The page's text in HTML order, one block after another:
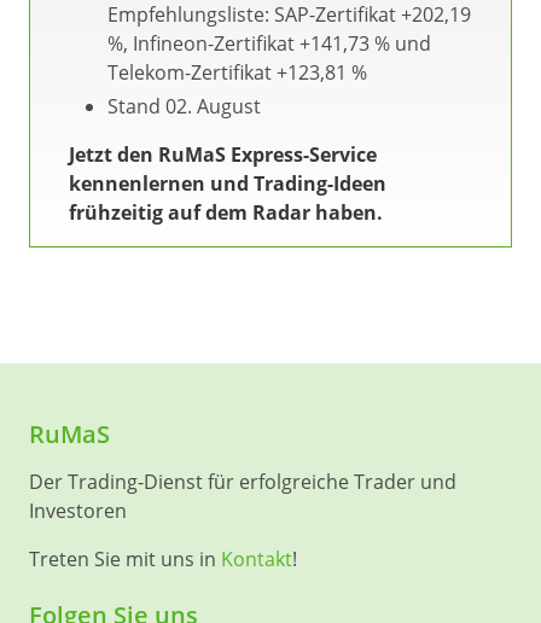
Empfehlungsliste: SAP-Zertifikat +202,19
%, Infineon-Zertifikat +141,73 % und
Telekom-Zertifikat +123,81 %
Stand 02. August
Jetzt den RuMaS Express-Service
kennenlernen und Trading-Ideen
frühzeitig auf dem Radar haben.
RuMaS
Der Trading-Dienst für erfolgreiche Trader und
Investoren
Treten Sie mit uns in Kontakt!
Folgen Sie uns